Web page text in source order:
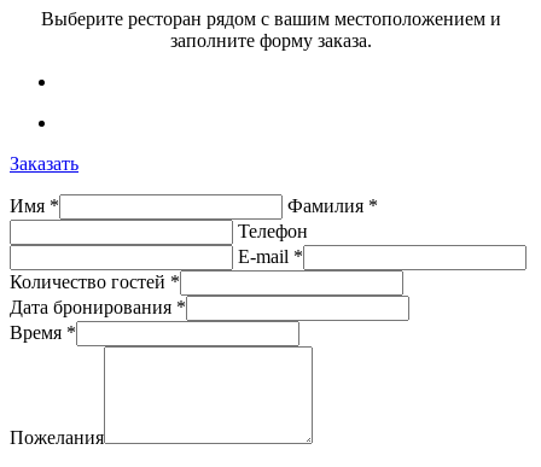
Выберите ресторан рядом с вашим местоположением и
заполните форму заказа.
Заказать
Имя *
Фамилия *
Телефон
E-mail *
Количество гостей *
Дата бронирования *
Время *
Пожелания